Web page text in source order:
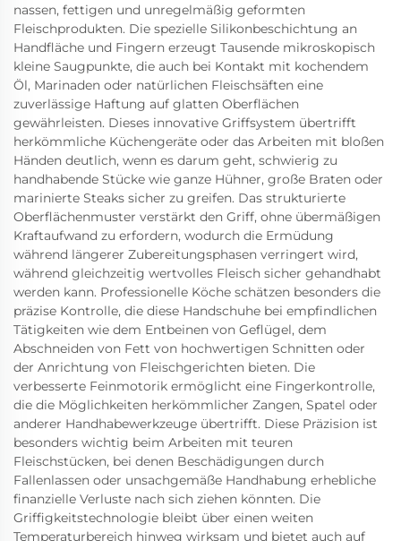
nassen, fettigen und unregelmäßig geformten
Fleischprodukten. Die spezielle Silikonbeschichtung an
Handfläche und Fingern erzeugt Tausende mikroskopisch
kleine Saugpunkte, die auch bei Kontakt mit kochendem
Öl, Marinaden oder natürlichen Fleischsäften eine
zuverlässige Haftung auf glatten Oberflächen
gewährleisten. Dieses innovative Griffsystem übertrifft
herkömmliche Küchengeräte oder das Arbeiten mit bloßen
Händen deutlich, wenn es darum geht, schwierig zu
handhabende Stücke wie ganze Hühner, große Braten oder
marinierte Steaks sicher zu greifen. Das strukturierte
Oberflächenmuster verstärkt den Griff, ohne übermäßigen
Kraftaufwand zu erfordern, wodurch die Ermüdung
während längerer Zubereitungsphasen verringert wird,
während gleichzeitig wertvolles Fleisch sicher gehandhabt
werden kann. Professionelle Köche schätzen besonders die
präzise Kontrolle, die diese Handschuhe bei empfindlichen
Tätigkeiten wie dem Entbeinen von Geflügel, dem
Abschneiden von Fett von hochwertigen Schnitten oder
der Anrichtung von Fleischgerichten bieten. Die
verbesserte Feinmotorik ermöglicht eine Fingerkontrolle,
die die Möglichkeiten herkömmlicher Zangen, Spatel oder
anderer Handhabewerkzeuge übertrifft. Diese Präzision ist
besonders wichtig beim Arbeiten mit teuren
Fleischstücken, bei denen Beschädigungen durch
Fallenlassen oder unsachgemäße Handhabung erhebliche
finanzielle Verluste nach sich ziehen könnten. Die
Griffigkeitstechnologie bleibt über einen weiten
Temperaturbereich hinweg wirksam und bietet auch auf